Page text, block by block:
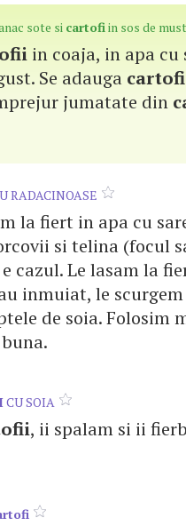
sote si cartofiin sos de
in coaja, in apa
Se adauga
jumatate din
RADACINOASE
la fiert in apa cu
si telina (focul
cazul. Le lasam la
inmuiat, le
de soia. Folosim
CU SOIA
, ii spalam si ii